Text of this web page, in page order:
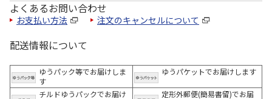
よくあるお問い合わせ
お支払い方法 注文のキャンセルについて
配送情報について
ゆうパック等でお届けしま
す
ゆうパケットでお届けします
チルドゆうパックでお届け
定形外郵便(簡易書留)でお届